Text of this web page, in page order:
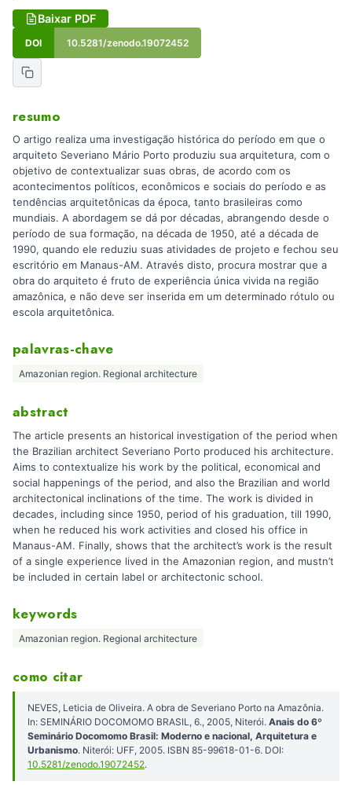
Baixar PDF
DOI 10.5281/zenodo.19072452
resumo
O artigo realiza uma investigação histórica do período em que o
arquiteto Severiano Mário Porto produziu sua arquitetura, com o
objetivo de contextualizar suas obras, de acordo com os
acontecimentos políticos, econômicos e sociais do período e as
tendências arquitetônicas da época, tanto brasileiras como
mundiais. A abordagem se dá por décadas, abrangendo desde o
período de sua formação, na década de 1950, até a década de
1990, quando ele reduziu suas atividades de projeto e fechou seu
escritório em Manaus-AM. Através disto, procura mostrar que a
obra do arquiteto é fruto de experiência única vivida na região
amazônica, e não deve ser inserida em um determinado rótulo ou
escola arquitetônica.
palavras-chave
Amazonian region. Regional architecture
abstract
The article presents an historical investigation of the period when
the Brazilian architect Severiano Porto produced his architecture.
Aims to contextualize his work by the political, economical and
social happenings of the period, and also the Brazilian and world
architectonical inclinations of the time. The work is divided in
decades, including since 1950, period of his graduation, till 1990,
when he reduced his work activities and closed his office in
Manaus-AM. Finally, shows that the architect’s work is the result
of a single experience lived in the Amazonian region, and mustn’t
be included in certain label or architectonic school.
keywords
Amazonian region. Regional architecture
como citar
NEVES, Leticia de Oliveira. A obra de Severiano Porto na Amazônia.
In: SEMINÁRIO DOCOMOMO BRASIL, 6., 2005, Niterói. Anais do 6º
Seminário Docomomo Brasil: Moderno e nacional, Arquitetura e
Urbanismo. Niterói: UFF, 2005. ISBN 85-99618-01-6. DOI:
10.5281/zenodo.19072452.